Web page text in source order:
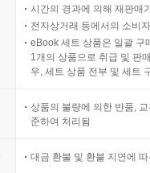
시간의 경과에 의해 재판매
전자상거래 등에서의 소비
eBook 세트 상품은 일괄 구
1개의 상품으로 취급 및 판
우, 세트 상품 전부 및 세트
상품의 불량에 의한 반품,
준하여 처리됨
대금 환불 및 환불 지연에